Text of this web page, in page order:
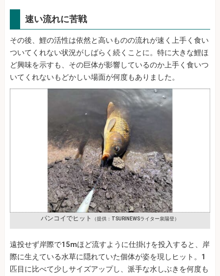
速い流れに苦戦
その後、鯉の活性は依然と高いものの流れが速く上手く食い
ついてくれない状況がしばらく続くことに。特に大きな鯉ほ
ど興味を示すも、その巨体が影響しているのか上手く食いつ
いてくれないもどかしい場面が何度もありました。
パンコイでヒット （提供：TSURINEWSライター泉陽登）
遠投せず岸際で15mほど流すように仕掛けを投入すると、岸
際に生えている水草に隠れていた個体が姿を現しヒット。1
匹目に比べて少しサイズアップし、派手な水しぶきを何度も